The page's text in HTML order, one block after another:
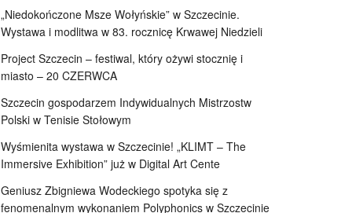
„Niedokończone Msze Wołyńskie” w Szczecinie.
Wystawa i modlitwa w 83. rocznicę Krwawej Niedzieli
Project Szczecin – festiwal, który ożywi stocznię i
miasto – 20 CZERWCA
Szczecin gospodarzem Indywidualnych Mistrzostw
Polski w Tenisie Stołowym
Wyśmienita wystawa w Szczecinie! „KLIMT – The
Immersive Exhibition” już w Digital Art Cente
Geniusz Zbigniewa Wodeckiego spotyka się z
fenomenalnym wykonaniem Polyphonics w Szczecinie